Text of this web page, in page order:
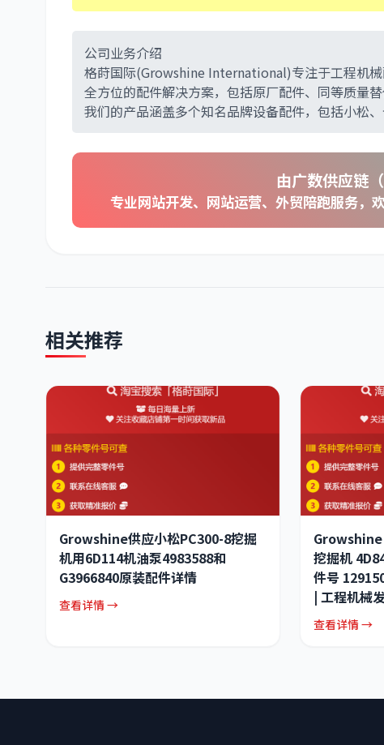
公司业务介绍
格莳国际(Growshine International)专注于工程机
全方位的配件解决方案，包括原厂配件、同等质量替
我们的产品涵盖多个知名品牌设备配件，包括小松
由广数供应链
专业网站开发、网站运营、外贸陪跑服务，
相关推荐
Growshine供应小松PC300-8挖掘
机用6D114机油泵4983588和
G3966840原装配件详情
查看详情 →
Growshine
挖掘机
件号
| 工程机械
查看详情 →